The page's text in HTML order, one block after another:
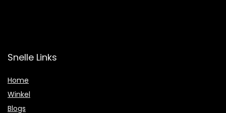
Snelle Links
Home
Winkel
Blogs